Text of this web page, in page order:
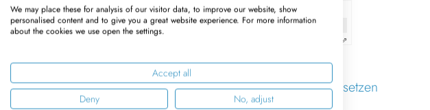
Anti-Roboter-Verifizierung
Hier klicken
Captcha ⇗
Anmelden Passwort zurücksetzen
We may place these for analysis of our visitor data, to improve our website, show
personalised content and to give you a great website experience. For more information
about the cookies we use open the settings.
Accept all
Deny
No, adjust